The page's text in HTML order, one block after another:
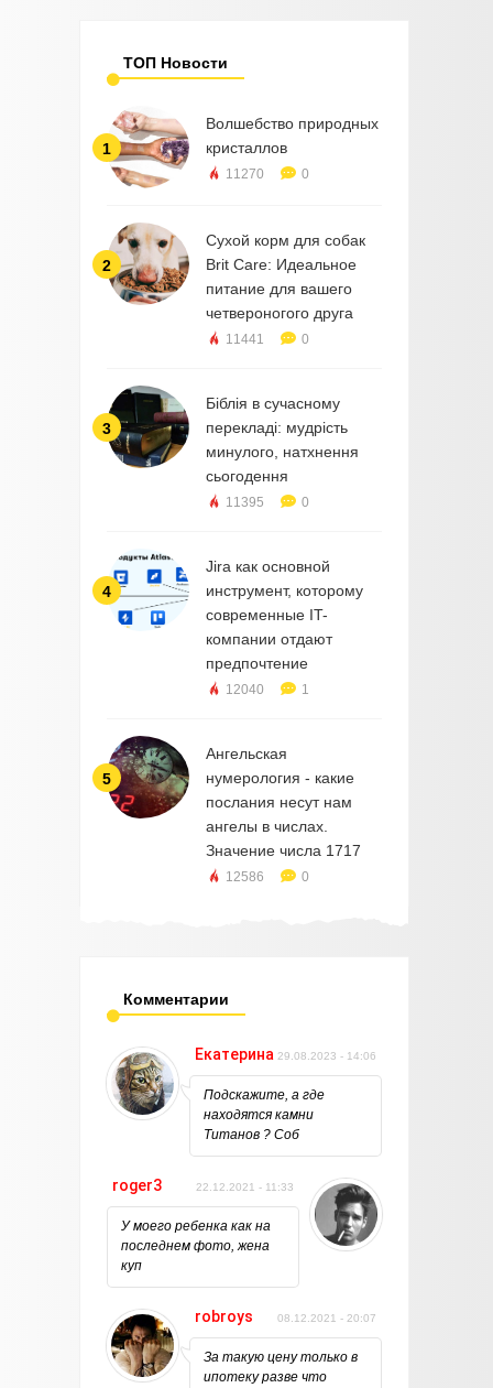
ТОП Новости
1
Волшебство природных
кристаллов
11270 0
2
Сухой корм для собак
Brit Care: Идеальное
питание для вашего
четвероногого друга
11441 0
3
Біблія в сучасному
перекладі: мудрість
минулого, натхнення
сьогодення
11395 0
4
Jira как основной
инструмент, которому
современные IT-
компании отдают
предпочтение
12040 1
5
Ангельская
нумерология - какие
послания несут нам
ангелы в числах.
Значение числа 1717
12586 0
Комментарии
Екатерина 29.08.2023 - 14:06
Подскажите, а где
находятся камни
Титанов ? Соб
roger3 22.12.2021 - 11:33
У моего ребенка как на
последнем фото, жена
куп
robroys 08.12.2021 - 20:07
За такую цену только в
ипотеку разве что